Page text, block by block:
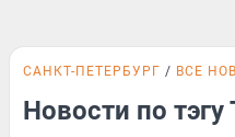
САНКТ-ПЕТЕРБУРГ ВСЕ
Новости по